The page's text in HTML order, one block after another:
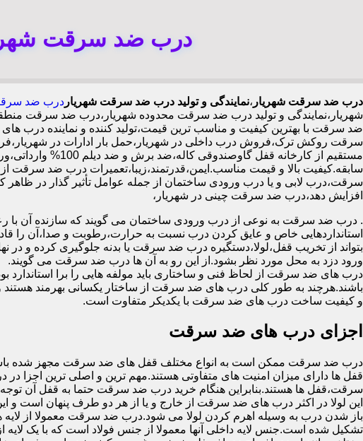
درب ضد سرقت
درب ضد سرقت شهریار ،نمایندگی و تولید درب ضد سرقت شهریار درب ضد
شهریار،نمایندگی و تولید درب ضد سرقت محدوده شهریار،درب ضد سرقت
ضد سرقت با بهترین کیفیت و مناسب ترین قیمت،تولید کننده و نماینده
سرقت روکش ترک،فروش درب داخلی در شهریار،حمل بار ادارات در
سابقه.کیفیت بالا و قیمت مناسب.ایمن،قدرتمند،زیبا،تعمیرات درب ضد سرقت
افزایش دهد،درب ضد سرقت چینی در شهریار،
. درب ضد سرقت به نوعی از درب ورودی ساختمان می گویند که سازنده آن با
استانداردهایی خاص و عایق کردن درب نسبت به حرارت،رطوبت و صدا،آن را
بتواند از تخریب قفل،لولا،دستگیره درب ضد سرقت یا بدنه جلوگیری کرده و در
ورود دزد به محل مورد نظر بشود.از این رو به آن ها درب ضد سرقت می گویند.
درب های ضد سرقت از لحاظ فنی و ساختاری باید مولفه هایی را برا استاندارد
باشند.هرچند به طور کلی درب های ضد سرقت از ساختار یکسانی بهرمند
و کیفیت ساخت درب های ضد سرقت با یکدیکر متفاوت است.
اجزای درب های ضد سرقت
درب ضد سرقت ممکن است به انواع مختلف قفل های ضد سرقت مجهز شده
قفل ها دارای میزان امنیت های متفاوتی هستند.مهم ترین و اصلی ترین اجزا
سرقت،قفل ها هستند.بنابراین هنگام خرید درب ضد سرقت حتما به قفل آن توجه
این لولا در اکثر درب های ضد سرقت از خارج و یا از هر دو طرف پنهان است و این
باز شدن درب به وسیله اهرم کردن لولا می شود.درب ضد سرقت معمولا از
تشکیل شده است.جنس لایه داخلی آنها معمولا از جنس فولاد است که با یک